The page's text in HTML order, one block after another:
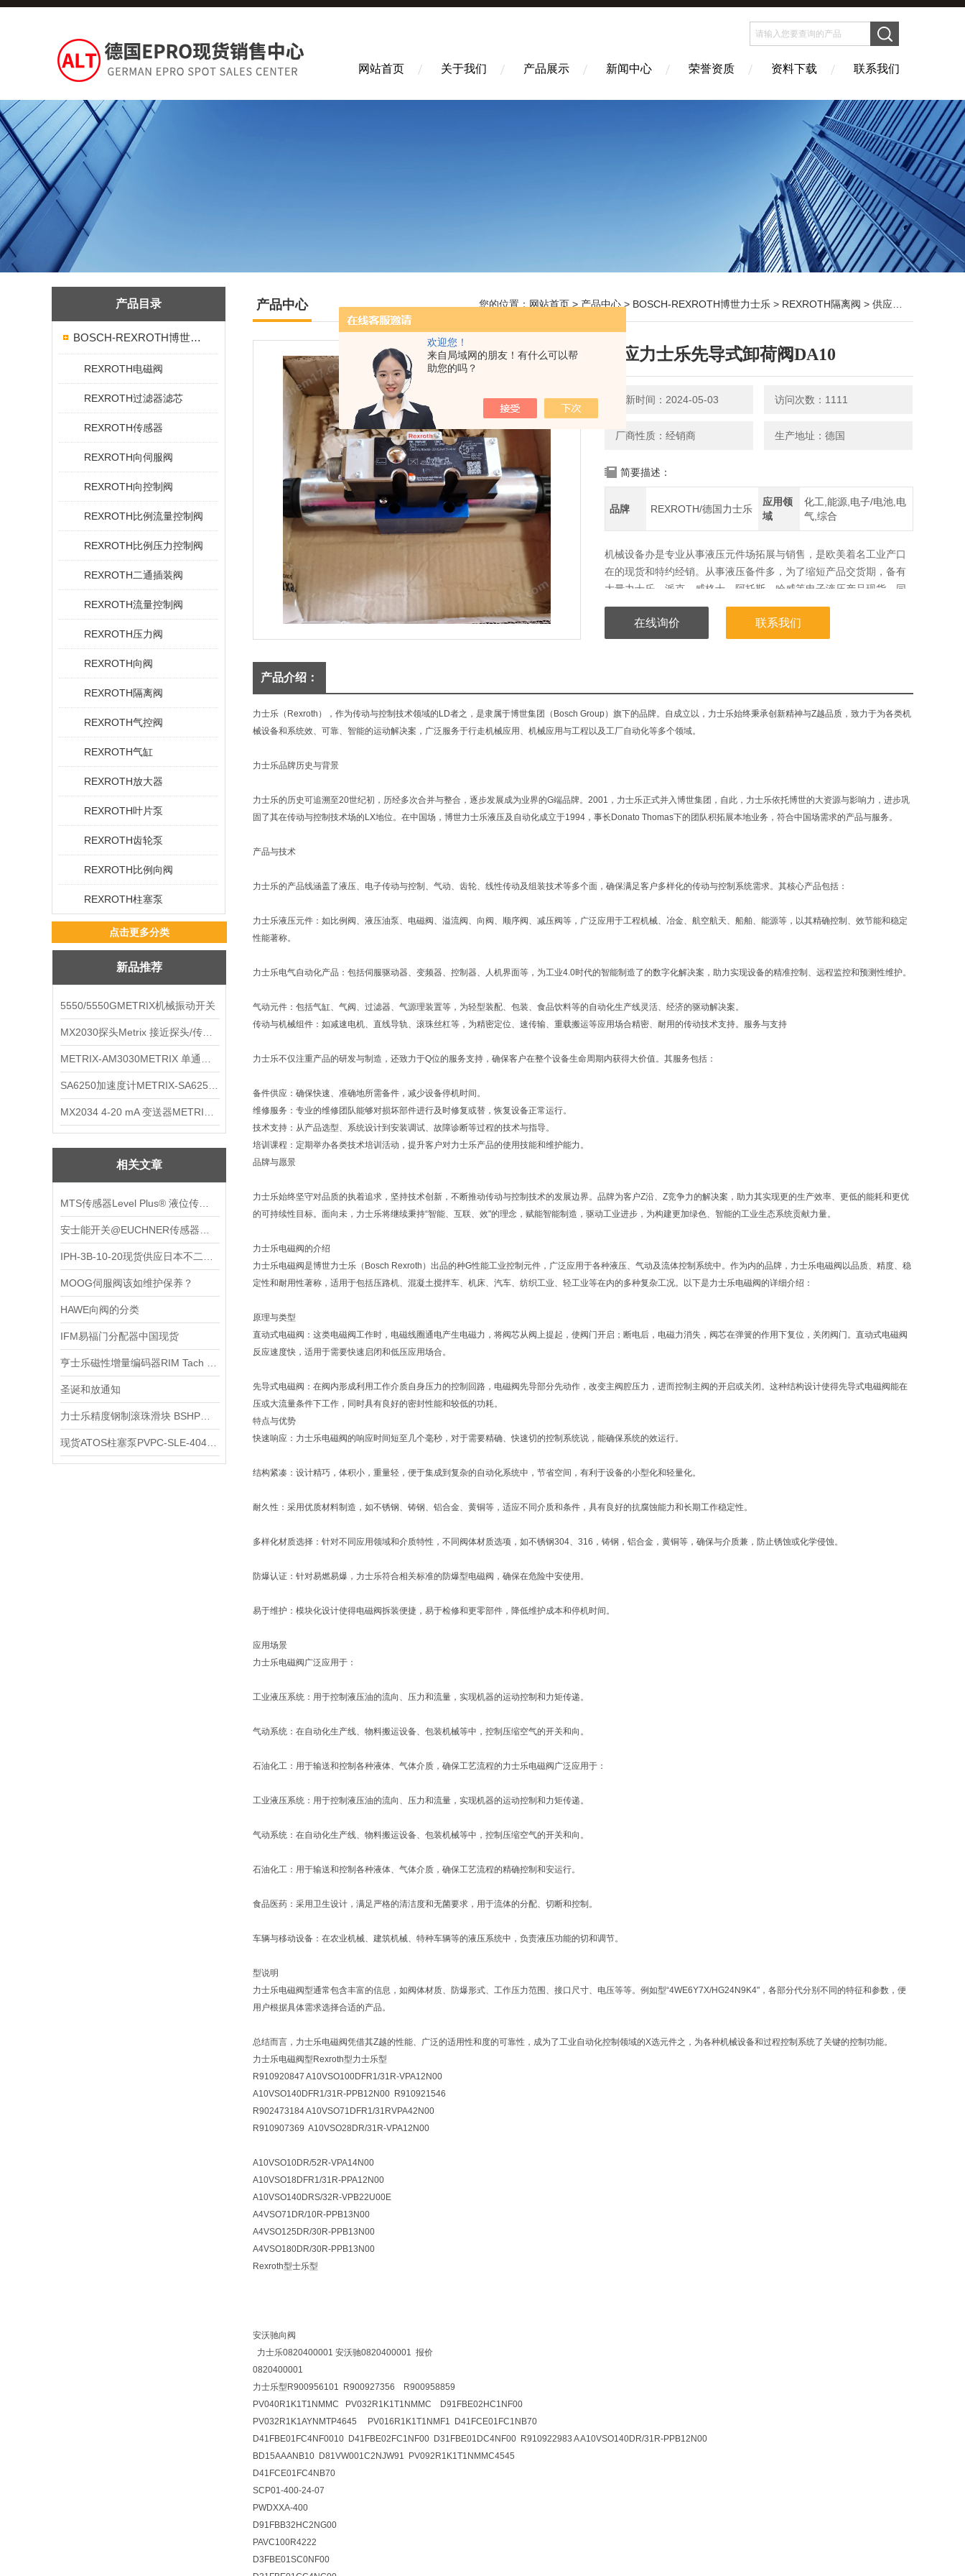
欢迎您！
来自局域网的朋友！有什么可以帮
助您的吗？
网站首页 关于我们 产品展示 新闻中心 荣誉资质 资料下载 联系我们
产品目录
BOSCH-REXROTH博世力士乐
REXROTH电磁阀
REXROTH过滤器滤芯
REXROTH传感器
REXROTH向伺服阀
REXROTH向控制阀
REXROTH比例流量控制阀
REXROTH比例压力控制阀
REXROTH二通插装阀
REXROTH流量控制阀
REXROTH压力阀
REXROTH向阀
REXROTH隔离阀
REXROTH气控阀
REXROTH气缸
REXROTH放大器
REXROTH叶片泵
REXROTH齿轮泵
REXROTH比例向阀
REXROTH柱塞泵
点击更多分类
新品推荐
5550/5550GMETRIX机械振动开关
相关文章
MOOG伺服阀该如维护保养？
HAWE向阀的分类
IFM易福门分配器中国现货
圣诞和放通知
产品中心 您的位置： 网站首页 > 产品中心 > BOSCH-REXROTH博世力士乐 > REXROTH隔离阀 > 供应力士乐先导式卸荷阀DA10
供应力士乐先导式卸荷阀DA10
更新时间：2024-05-03 访问次数：1111
厂商性质：经销商 生产地址：德国
简要描述：
品牌 REXROTH/德国力士乐
应用领
域
化工,能源,电子/电池,电
气,综合
机械设备办是专业从事液压元件场拓展与销售，是欧美着名工业产口
在的现货和特约经销。从事液压备件多，为了缩短产品交货期，备有
大量力士乐、派克、威格士、阿托斯、哈威等电子液压产品现货，同
时拥有熟悉液压机电产品的专业人员为您解决备件。现货REXROTH/
力士乐、VICKERS/威格士、PARKER/派克、DENISON/丹尼逊、
ATOS/阿托斯
在线询价 联系我们
产品介绍：
力士乐（Rexroth），作为传动与控制技术领域的LD者之，是隶属于博世集团（Bosch Group）旗下的品牌。自成立以，力士乐始终秉承创新精神与Z越品质，致力于为各类机
械设备和系统效、可靠、智能的运动解决案，广泛服务于行走机械应用、机械应用与工程以及工厂自动化等多个领域。
力士乐品牌历史与背景
力士乐的历史可追溯至20世纪初，历经多次合并与整合，逐步发展成为业界的G端品牌。2001，力士乐正式并入博世集团，自此，力士乐依托博世的大资源与影响力，进步巩
固了其在传动与控制技术场的LX地位。在中国场，博世力士乐液压及自动化成立于1994，事长Donato Thomas下的团队积拓展本地业务，符合中国场需求的产品与服务。
产品与技术
力士乐的产品线涵盖了液压、电子传动与控制、气动、齿轮、线性传动及组装技术等多个面，确保满足客户多样化的传动与控制系统需求。其核心产品包括：
力士乐液压元件：如比例阀、液压油泵、电磁阀、溢流阀、向阀、顺序阀、减压阀等，广泛应用于工程机械、冶金、航空航天、船舶、能源等，以其精确控制、效节能和稳定
性能著称。
力士乐电气自动化产品：包括伺服驱动器、变频器、控制器、人机界面等，为工业4.0时代的智能制造了的数字化解决案，助力实现设备的精准控制、远程监控和预测性维护。
气动元件：包括气缸、气阀、过滤器、气源理装置等，为轻型装配、包装、食品饮料等的自动化生产线灵活、经济的驱动解决案。
传动与机械组件：如减速电机、直线导轨、滚珠丝杠等，为精密定位、速传输、重载搬运等应用场合精密、耐用的传动技术支持。服务与支持
力士乐不仅注重产品的研发与制造，还致力于Q位的服务支持，确保客户在整个设备生命周期内获得大价值。其服务包括：
备件供应：确保快速、准确地所需备件，减少设备停机时间。
维修服务：专业的维修团队能够对损坏部件进行及时修复或替，恢复设备正常运行。
技术支持：从产品选型、系统设计到安装调试、故障诊断等过程的技术与指导。
培训课程：定期举办各类技术培训活动，提升客户对力士乐产品的使用技能和维护能力。
品牌与愿景
力士乐始终坚守对品质的执着追求，坚持技术创新，不断推动传动与控制技术的发展边界。品牌为客户Z沿、Z竞争力的解决案，助力其实现更的生产效率、更低的能耗和更优
的可持续性目标。面向未，力士乐将继续秉持“智能、互联、效"的理念，赋能智能制造，驱动工业进步，为构建更加绿色、智能的工业生态系统贡献力量。
力士乐电磁阀的介绍
力士乐电磁阀是博世力士乐（Bosch Rexroth）出品的种G性能工业控制元件，广泛应用于各种液压、气动及流体控制系统中。作为内的品牌，力士乐电磁阀以品质、精度、稳
定性和耐用性著称，适用于包括压路机、混凝土搅拌车、机床、汽车、纺织工业、轻工业等在内的多种复杂工况。以下是力士乐电磁阀的详细介绍：
原理与类型
直动式电磁阀：这类电磁阀工作时，电磁线圈通电产生电磁力，将阀芯从阀上提起，使阀门开启；断电后，电磁力消失，阀芯在弹簧的作用下复位，关闭阀门。直动式电磁阀
反应速度快，适用于需要快速启闭和低压应用场合。
先导式电磁阀：在阀内形成利用工作介质自身压力的控制回路，电磁阀先导部分先动作，改变主阀腔压力，进而控制主阀的开启或关闭。这种结构设计使得先导式电磁阀能在
压或大流量条件下工作，同时具有良好的密封性能和较低的功耗。
特点与优势
快速响应：力士乐电磁阀的响应时间短至几个毫秒，对于需要精确、快速切的控制系统说，能确保系统的效运行。
结构紧凑：设计精巧，体积小，重量轻，便于集成到复杂的自动化系统中，节省空间，有利于设备的小型化和轻量化。
耐久性：采用优质材料制造，如不锈钢、铸钢、铝合金、黄铜等，适应不同介质和条件，具有良好的抗腐蚀能力和长期工作稳定性。
多样化材质选择：针对不同应用领域和介质特性，不同阀体材质选项，如不锈钢304、316，铸钢，铝合金，黄铜等，确保与介质兼，防止锈蚀或化学侵蚀。
防爆认证：针对易燃易爆，力士乐符合相关标准的防爆型电磁阀，确保在危险中安使用。
易于维护：模块化设计使得电磁阀拆装便捷，易于检修和更零部件，降低维护成本和停机时间。
应用场景
力士乐电磁阀广泛应用于：
工业液压系统：用于控制液压油的流向、压力和流量，实现机器的运动控制和力矩传递。
气动系统：在自动化生产线、物料搬运设备、包装机械等中，控制压缩空气的开关和向。
石油化工：用于输送和控制各种液体、气体介质，确保工艺流程的力士乐电磁阀广泛应用于：
工业液压系统：用于控制液压油的流向、压力和流量，实现机器的运动控制和力矩传递。
气动系统：在自动化生产线、物料搬运设备、包装机械等中，控制压缩空气的开关和向。
石油化工：用于输送和控制各种液体、气体介质，确保工艺流程的精确控制和安运行。
食品医药：采用卫生设计，满足严格的清洁度和无菌要求，用于流体的分配、切断和控制。
车辆与移动设备：在农业机械、建筑机械、特种车辆等的液压系统中，负责液压功能的切和调节。
型说明
力士乐电磁阀型通常包含丰富的信息，如阀体材质、防爆形式、工作压力范围、接口尺寸、电压等等。例如型“4WE6Y7X/HG24N9K4"，各部分代分别不同的特征和参数，便
用户根据具体需求选择合适的产品。
总结而言，力士乐电磁阀凭借其Z越的性能、广泛的适用性和度的可靠性，成为了工业自动化控制领域的X选元件之，为各种机械设备和过程控制系统了关键的控制功能。
力士乐电磁阀型Rexroth型力士乐型
R910920847 A10VSO100DFR1/31R-VPA12N00
A10VSO140DFR1/31R-PPB12N00 R910921546
R902473184 A10VSO71DFR1/31RVPA42N00
R910907369 A10VSO28DR/31R-VPA12N00
A10VSO10DR/52R-VPA14N00
A10VSO18DFR1/31R-PPA12N00
A10VSO140DRS/32R-VPB22U00E
A4VSO71DR/10R-PPB13N00
A4VSO125DR/30R-PPB13N00
A4VSO180DR/30R-PPB13N00
Rexroth型士乐型
安沃驰向阀
力士乐0820400001 安沃驰0820400001 报价
0820400001
力士乐型R900956101 R900927356 R900958859
PV040R1K1T1NMMC PV032R1K1T1NMMC D91FBE02HC1NF00
PV032R1K1AYNMTP4645 PV016R1K1T1NMF1 D41FCE01FC1NB70
D41FBE01FC4NF0010 D41FBE02FC1NF00 D31FBE01DC4NF00 R910922983 A A10VSO140DR/31R-PPB12N00
BD15AAANB10 D81VW001C2NJW91 PV092R1K1T1NMMC4545
D41FCE01FC4NB70
SCP01-400-24-07
PWDXXA-400
D91FBB32HC2NG00
PAVC100R4222
D3FBE01SC0NF00